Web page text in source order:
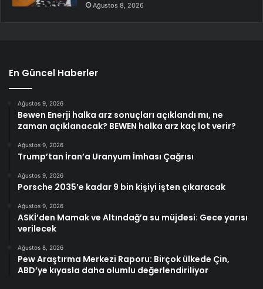
Ağustos 8, 2026
En Güncel Haberler
Ağustos 9, 2026
Bewen Enerji halka arz sonuçları açıklandı mı, ne
zaman açıklanacak? BEWEN halka arz kaç lot verir?
Ağustos 9, 2026
Trump’tan İran’a Uranyum İmhası Çağrısı
Ağustos 9, 2026
Porsche 2035’e kadar 9 bin kişiyi işten çıkaracak
Ağustos 9, 2026
ASKİ’den Mamak ve Altındağ’a su müjdesi: Gece yarısı
verilecek
Ağustos 8, 2026
Pew Araştırma Merkezi Raporu: Birçok ülkede Çin,
ABD’ye kıyasla daha olumlu değerlendiriliyor